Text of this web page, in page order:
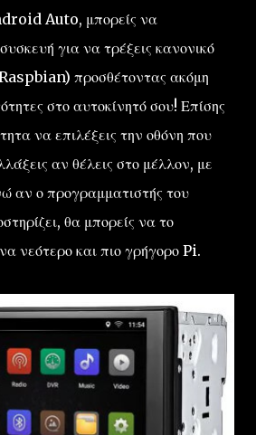
Auto, μπορείς να
για να τρέξεις κανονικό
προσθέτοντας ακόμη
στο αυτοκίνητό σου! Επίσης
να επιλέξεις την οθόνη που
αν θέλεις στο μέλλον, με
αν ο προγραμματιστής του
θα μπορείς να το
νεότερο και πιο γρήγορο Pi.